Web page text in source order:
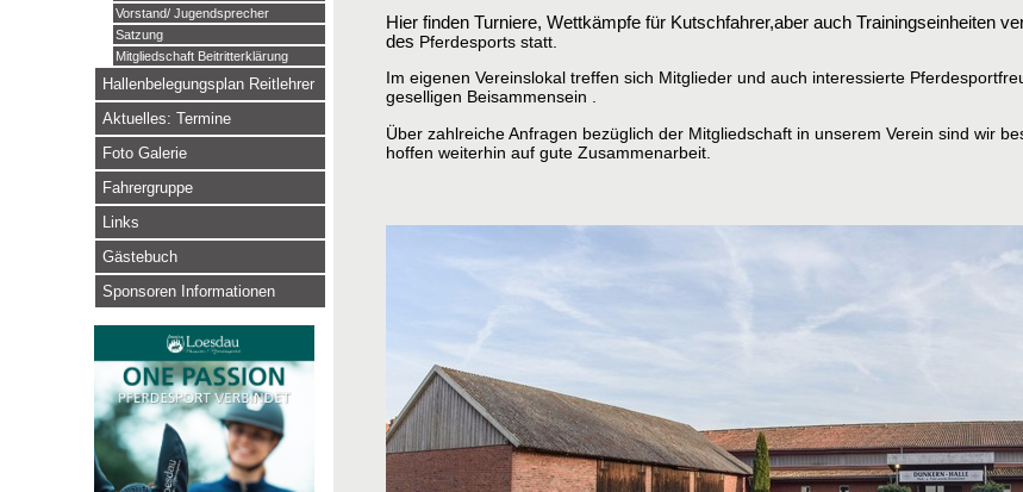
Vorstand/ Jugendsprecher
Satzung
Mitgliedschaft Beitritterklärung
Hallenbelegungsplan Reitlehrer
Aktuelles: Termine
Foto Galerie
Fahrergruppe
Links
Gästebuch
Sponsoren Informationen
Hier finden Turniere, Wettkämpfe für Kutschfahrer,aber auch Trainingseinheiten
des Pferdesports statt.
Im eigenen Vereinslokal treffen sich Mitglieder und auch interessierte
geselligen Beisammensein .
Über zahlreiche Anfragen bezüglich der Mitgliedschaft in unserem Verein sind wir
hoffen weiterhin auf gute Zusammenarbeit.